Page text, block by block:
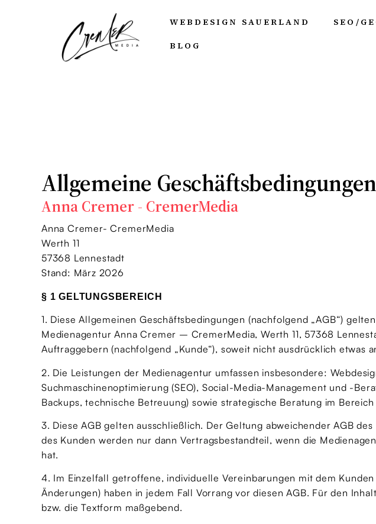
WEBDESIGN SAUERLAND SEO/
BLOG
Allgemeine Geschäftsbedingungen
Anna Cremer - CremerMedia
Anna Cremer- CremerMedia
Werth 11
57368 Lennestadt
Stand: März 2026
§ 1 GELTUNGSBEREICH
1. Diese Allgemeinen Geschäftsbedingungen (nachfolgend „AGB“)
Medienagentur Anna Cremer – CremerMedia, Werth 11, 57368
Auftraggebern (nachfolgend „Kunde“), soweit nicht ausdrücklich etwas
2. Die Leistungen der Medienagentur umfassen insbesondere:
Suchmaschinenoptimierung (SEO), Social-Media-Management und -
Backups, technische Betreuung) sowie strategische Beratung im
3. Diese AGB gelten ausschließlich. Der Geltung abweichender AGB
des Kunden werden nur dann Vertragsbestandteil, wenn die
hat.
4. Im Einzelfall getroffene, individuelle Vereinbarungen mit dem
Änderungen) haben in jedem Fall Vorrang vor diesen AGB. Für den
bzw. die Textform maßgebend.